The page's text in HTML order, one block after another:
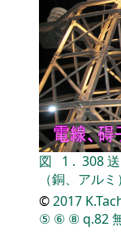
図 1 . 308
（銅、アルミ）
©2017
⑤ ⑥ ⑧q.82